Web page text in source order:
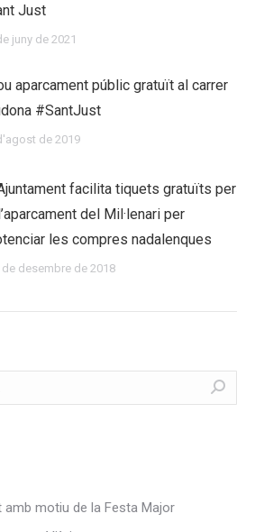
Just
juny de 2021
aparcament públic gratuït al carrer
#SantJust
de 2019
facilita tiquets gratuïts per
del Mil·lenari per
les compres nadalenques
de desembre de 2018
motiu de la Festa Major